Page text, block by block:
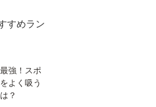
すめラン
強！スポ
よく吸う
？